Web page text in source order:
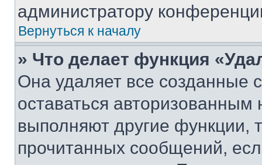
администратору
Вернуться к началу
» Что делает функция
Она удаляет все созданные
оставаться
выполняют другие функции,
прочитанных сообщений,